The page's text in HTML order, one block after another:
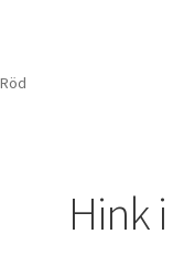
Hink